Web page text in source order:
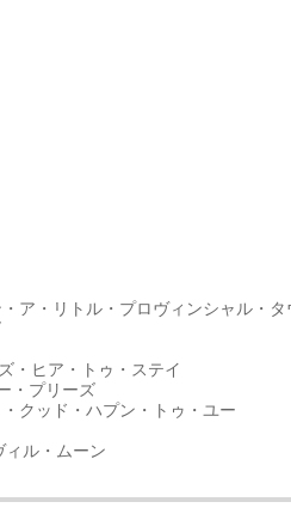
ア・リトル・プロヴィンシャル・タ
・ヒア・トゥ・ステイ
・プリーズ
クッド・ハプン・トゥ・ユー
ル・ムーン